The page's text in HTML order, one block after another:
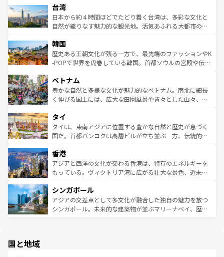
ならではの贅沢な旅のスタイルだ。 なお、新着のアメリカ
情報はコンテンツ一覧を参照してほしい。
れるおもてなしの心で訪れる人々を迎えてくれるハワイの
人々、おいしいローカルフードやハワイアンミュージッ
ク、伝統的なフラダンスなど、すべてがハワイの魅力を彩
ワイを、存分に味わってほしい。 なお、新着のハワイ情報
はコンテンツ一覧を参照してほしい。
リアリーフや大陸中央部にそびえるウルル（エアーズロッ
ク）、タスマニアの美しい原生林やケアンズの熱帯雨林な
ど、見どころがたくさん。また、カフェやワイン、オージ
いる。アクティビティも充実しており、サーフィンやダイ
ビング、ハイキングなど、アウトドア好きにはたまらな
い。オーストラリアの多彩な魅力を存分に味わいつくそ
参照してほしい。
台湾
日本から約４時間ほどでたどり着く台湾は、多彩な文化と
自然が織りなす魅力的な観光地。活気あふれる大都市の台
ン）、静ひつな山岳地帯である台湾東部など、都市の喧騒
と山間の静けさが共存しており、訪れる人に新しい発見と
驚きをもたらしてくれる。また、奥深い台湾の食文化も魅
容にもいいと評判のスイーツなど、バラエティ豊かな料理
が味わえる。 なお、新着の台湾情報は コンテンツ一覧を参
照してほしい。
韓国
歴史ある王朝文化が残る一方で、最先端のファッションやK
-POPで世界を席巻している韓国。首都ソウルの宮殿や伝統
き、地方に足を延ばせば四季折々の自然美を楽しむことが
できる。そして、キムチや焼肉、絶品のストリートフード
まで、さまざまな韓国料理が待っている。夜には、韓国な
リティに包まれながら、韓国の多彩な魅力を心ゆくまで味
わってみてほしい。 なお、新着の韓国情報はコンテンツ一
覧を参照してほしい。
ベトナム
豊かな自然と多様な文化が魅力的なベトナム。南北に細長
く伸びる国土には、広大な田園風景や青々とした山々、世
急速な発展と共に伝統が息づく。ハノイの古い町並みやホ
ーチミン市のフランス統治時代の建物も、独特の雰囲気を
醸し出している。また、バラエティの豊かさとおいしさで
とつ。フォーやバインミー、ベトナムコーヒーなどは、ぜ
ひ現地で味わいたい。どの地域を訪れてもあたたかい人々
が旅行者を迎えてくれるので、きっと忘れられない旅にな
参照してほしい。
タイ
タイは、東南アジアに位置する豊かな自然と歴史が息づく
国だ。首都バンコクは高層ビルが立ち並ぶ一方、伝統的な
の活気が交差している。北部ではチェンマイなどの山岳地
帯で自然と触れ合い、南部ではプーケットやクラビの美し
いビーチでリゾート気分を楽しむことができる。タイ料理
激する。気候は一年中温暖で、どの季節にも異なる楽しみ
が待っている。親しみやすいタイの人々、仏教を中心とし
た文化、そして多様な観光資源が、訪れる旅人を魅了し続
香港
アジアと西洋の文化が交わる香港は、特有のエネルギーを
もっている。ヴィクトリア湾に広がる壮大な景色、近未来
み、どこを訪れても感動するはず。観光スポットが密集し
ており、効率よく見どころを回れるのも魅力。息をのむよ
うな絶景から文化的な体験まで、香港を存分に楽しみ尽く
シンガポール
アジアの交差点として多文化が融合した独自の魅力を放つ
シンガポール。未来的な建築物が並ぶマリーナベイ、歴史
国と地域